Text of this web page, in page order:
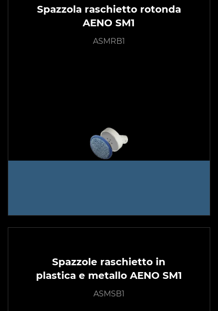
Spazzola raschietto rotonda
AENO SM1
ASMRB1
Spazzole raschietto in
plastica e metallo AENO SM1
ASMSB1